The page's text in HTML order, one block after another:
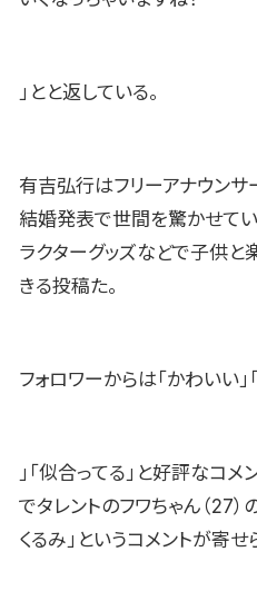
」とと返している。
有吉弘行はフリーアナウンサ
結婚発表で世間を驚かせて
ラクターグッズなどで子供と
きる投稿た。
フォロワーからは「かわいい
」「似合ってる」と好評なコ
でタレントのフワちゃん（27）
くるみ」というコメントが寄せ